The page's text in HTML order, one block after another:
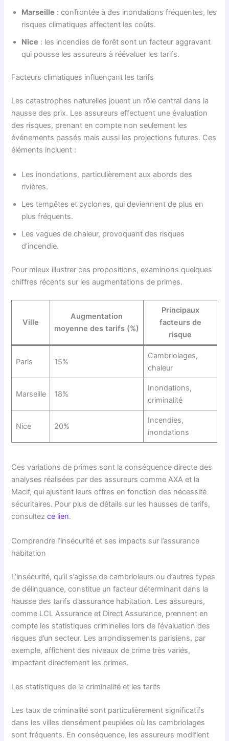
Marseille : confrontée à des inondations fréquentes, les
risques climatiques affectent les coûts.
Nice : les incendies de forêt sont un facteur aggravant
qui pousse les assureurs à réévaluer les tarifs.
Facteurs climatiques influençant les tarifs
Les catastrophes naturelles jouent un rôle central dans la
hausse des prix. Les assureurs effectuent une évaluation
des risques, prenant en compte non seulement les
événements passés mais aussi les projections futures. Ces
éléments incluent :
Les inondations, particulièrement aux abords des
rivières.
Les tempêtes et cyclones, qui deviennent de plus en
plus fréquents.
Les vagues de chaleur, provoquant des risques
d’incendie.
Pour mieux illustrer ces propositions, examinons quelques
chiffres récents sur les augmentations de primes.
Ville
Augmentation
moyenne des tarifs (%)
Principaux
facteurs de
risque
Paris 15%
Cambriolages,
chaleur
Marseille 18%
Inondations,
criminalité
Nice 20%
Incendies,
inondations
Ces variations de primes sont la conséquence directe des
analyses réalisées par des assureurs comme AXA et la
Macif, qui ajustent leurs offres en fonction des nécessité
sécuritaires. Pour plus de détails sur les hausses de tarifs,
consultezce lien.
Comprendre l’insécurité et ses impacts sur l’assurance
habitation
L’insécurité, qu’il s’agisse de cambrioleurs ou d’autres types
de délinquance, constitue un facteur déterminant dans la
hausse des tarifs d’assurance habitation. Les assureurs,
comme LCL Assurance et Direct Assurance, prennent en
compte les statistiques criminelles lors de l’évaluation des
risques d’un secteur. Les arrondissements parisiens, par
exemple, affichent des niveaux de crime très variés,
impactant directement les primes.
Les statistiques de la criminalité et les tarifs
Les taux de criminalité sont particulièrement significatifs
dans les villes densément peuplées où les cambriolages
sont fréquents. En conséquence, les assureurs modifient